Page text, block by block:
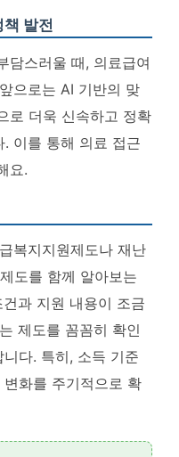
발전
담스러울 때, 의료급여
으로는 AI 기반의 맞
로 더욱 신속하고 정확
. 이를 통해 의료 접근
요.
복지지원제도나 재난
도를 함께 알아보는
과 지원 내용이 조금
제도를 꼼꼼히 확인
다. 특히, 소득 기준
화를 주기적으로 확